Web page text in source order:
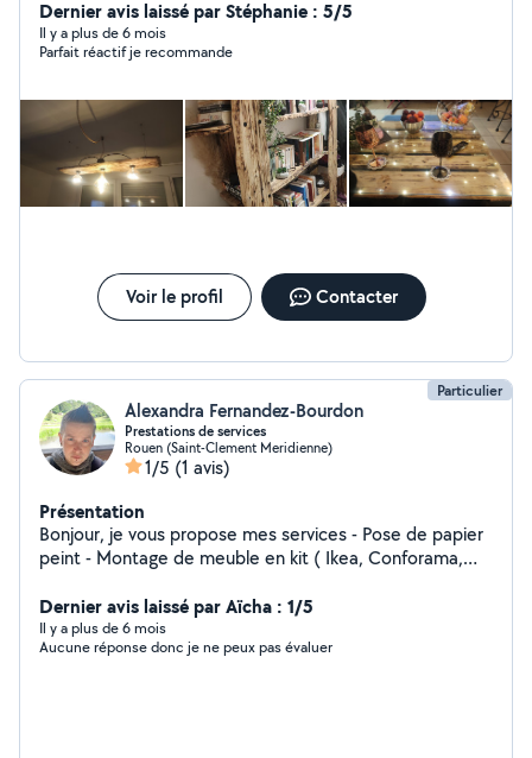
porte de garage Interphone Pose d'étagère la liste est
longue ..... J'ai la charge d'entretenir 3 magasins . a
bientôt peut etre Cordialement Ludo
Dernier avis laissé par Stéphanie : 5/5
Il y a plus de 6 mois
Parfait réactif je recommande
Voir le profil Contacter
Particulier
Alexandra Fernandez-Bourdon
Prestations de services
Rouen (Saint-Clement Meridienne)
1/5 (1 avis)
Présentation
Bonjour, je vous propose mes services - Pose de papier
peint - Montage de meuble en kit ( Ikea, Conforama,
Rangements, grand nettoyage (cave, grenier,
déménagement...) N'hésitez pas à me contacter !
Dernier avis laissé par Aïcha : 1/5
Il y a plus de 6 mois
Aucune réponse donc je ne peux pas évaluer